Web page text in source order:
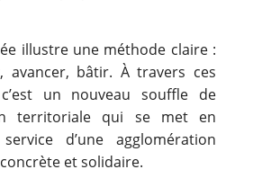
illustre une méthode claire :
avancer, bâtir. À travers ces
c’est un nouveau souffle de
territoriale qui se met en
d’une agglomération
et solidaire.